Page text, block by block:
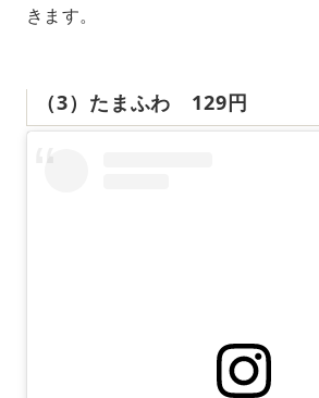
きます。
（3）たまふわ 129円